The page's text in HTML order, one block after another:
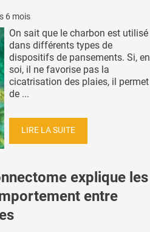
6 mois
On sait que le charbon est utilisé
dans différents types de
dispositifs de pansements. Si, en
soi, il ne favorise pas la
cicatrisation des plaies, il permet
de ...
LIRE LA SUITE
explique les
entre